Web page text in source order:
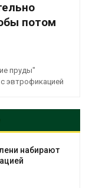
потом
пруды"
эвтрофикацией
набирают